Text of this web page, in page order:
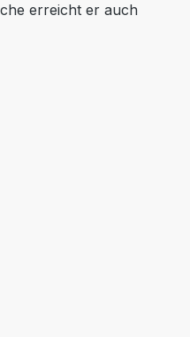
erreicht er auch